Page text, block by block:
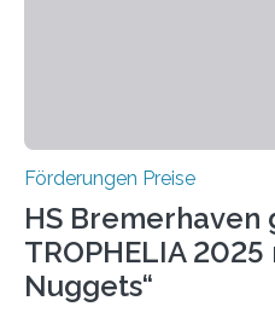
Förderungen Preise
HS Bremerhaven
TROPHELIA
Nuggets“